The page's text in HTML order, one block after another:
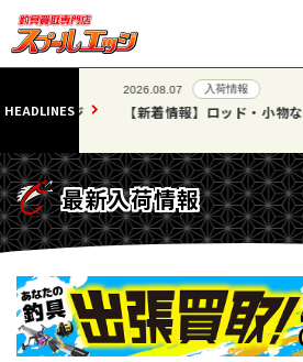
HEADLINES
エッジ
2026.08.07 入荷情報
【新着情報】ロッド・小物など
最新入荷情報